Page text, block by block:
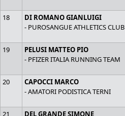
18
DI ROMANO GIANLUIGI
- PUROSANGUE ATHLETICS CLUB
19
PELUSI MATTEO PIO
- PFIZER ITALIA RUNNING TEAM
20
CAPOCCI MARCO
- AMATORI PODISTICA TERNI
21
DEL GRANDE SIMONE